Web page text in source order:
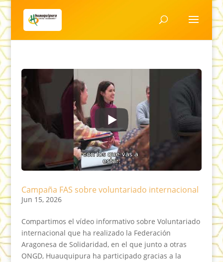
Campaña FAS sobre voluntariado internacional
Jun 15, 2026
Compartimos el vídeo informativo sobre Voluntariado
internacional que ha realizado la Federación
Aragonesa de Solidaridad, en el que junto a otras
ONGD, Huauquipura ha participado gracias a la